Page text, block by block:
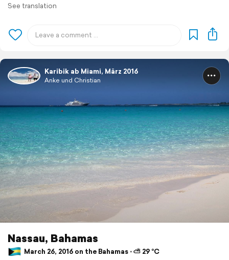
See translation
Karibik ab Miami, März 2016
Anke und Christian
Nassau, Bahamas
March 26, 2016 on the Bahamas ⋅ ⛅ 29 °C